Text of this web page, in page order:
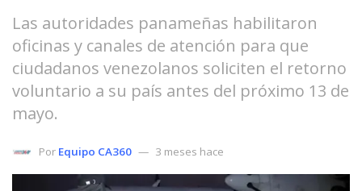
Las autoridades panameñas habilitaron
oficinas y canales de atención para que
ciudadanos venezolanos soliciten el retorno
voluntario a su país antes del próximo 13 de
mayo.
Por Equipo CA360 3 meses hace